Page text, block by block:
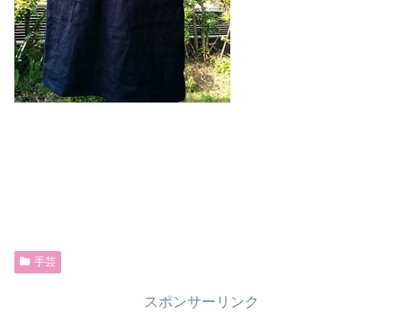
手芸
スポンサーリンク